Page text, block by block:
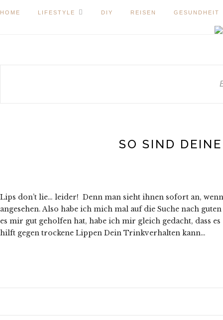
HOME LIFESTYLE DIY REISEN GESUNDHEIT
SO SIND
Lips don’t lie… leider! Denn man sieht ihnen sofort an,
angesehen. Also habe ich mich mal auf die Suche nach
es mir gut geholfen hat, habe ich mir gleich gedacht, dass
hilft gegen trockene Lippen Dein Trinkverhalten kann…